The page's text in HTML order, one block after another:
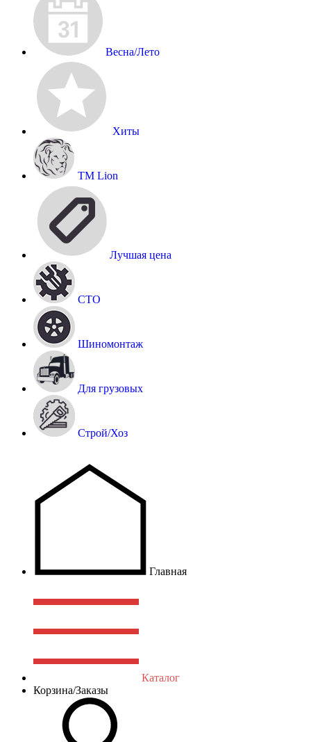
Весна/Лето
Хиты
TM Lion
Лучшая цена
СТО
Шиномонтаж
Для грузовых
Строй/Хоз
Главная
Каталог
Корзина/Заказы